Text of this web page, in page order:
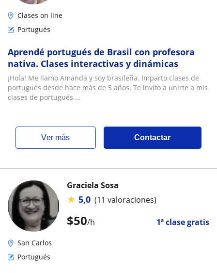
Clases on line
Portugués
Aprendé portugués de Brasil con profesora
nativa. Clases interactivas y dinámicas
¡Hola! Me llamo Amanda y soy brasileña. Imparto clases de
portugués desde hace más de 5 años. Te invito a unirte a mis
clases de portugués....
ver más Contactar
$50/h 1ª clase gratis
Graciela Sosa
★ 5,0 (11 valoraciones)
San Carlos
Portugués